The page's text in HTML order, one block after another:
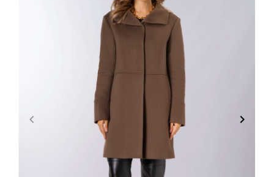
Poprzedni
keyboard_arrow_left keyboard_arrow_right